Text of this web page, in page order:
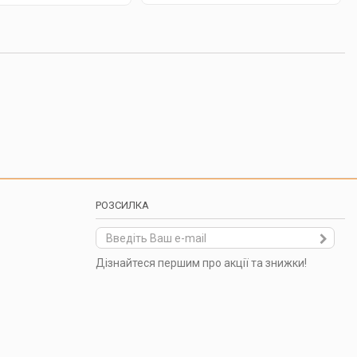
РОЗСИЛКА
Дізнайтеся першим про акції та знижки!